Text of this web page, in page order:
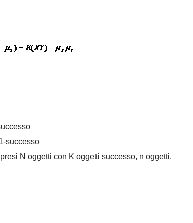
successo
N oggetti con K oggetti successo, n oggetti.